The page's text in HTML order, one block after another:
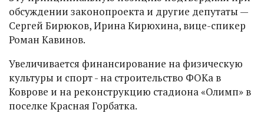
обсуждении законопроекта и другие депутаты —
Сергей Бирюков, Ирина Кирюхина, вице-спикер
Роман Кавинов.
Увеличивается финансирование на физическую
культуры и спорт - на строительство ФОКа в
Коврове и на реконструкцию стадиона «Олимп» в
поселке Красная Горбатка.